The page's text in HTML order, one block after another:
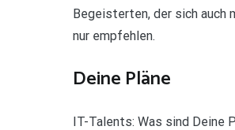
Begeisterten, der sich auch
nur empfehlen.
Deine Pläne
IT-Talents: Was sind Deine